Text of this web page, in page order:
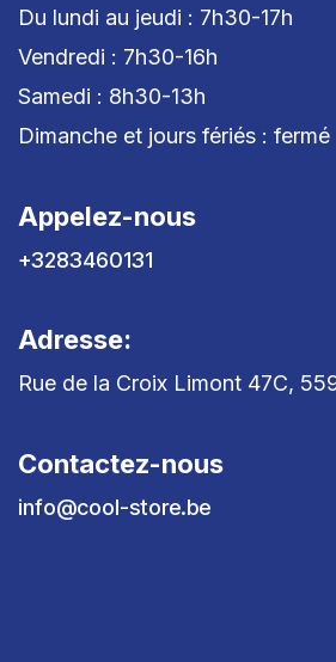
Du lundi au jeudi : 7h30-17h
Vendredi : 7h30-
Samedi : 8h30-13h
Dimanche et jours fériés : fermé
Appelez-nous
+3283460131
Adresse:
Rue de la Croix Limont 47C,
Contactez-nous
info@cool-store.be